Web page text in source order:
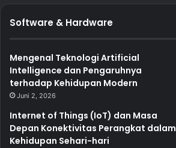
Software & Hardware
Mengenal Teknologi Artificial
Intelligence dan Pengaruhnya
terhadap Kehidupan Modern
Juni 2, 2026
Internet of Things (IoT) dan Masa
Depan Konektivitas Perangkat dalam
Kehidupan Sehari-hari